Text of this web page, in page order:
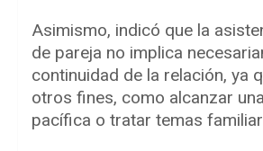
Asimismo, indicó que la
de pareja no implica
continuidad de la relación, ya
otros fines, como alcanzar
pacífica o tratar temas